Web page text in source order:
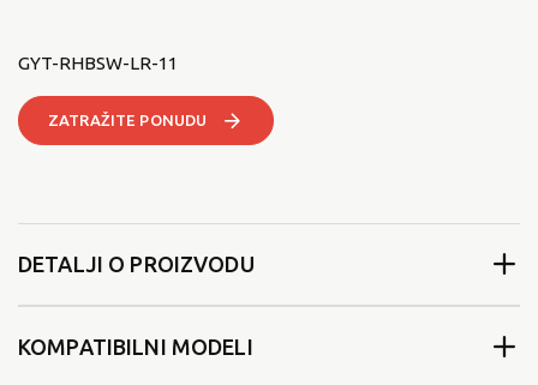
GYT-RHBSW-LR-11
ZATRAŽITE PONUDU
DETALJI O PROIZVODU
KOMPATIBILNI MODELI